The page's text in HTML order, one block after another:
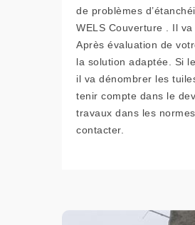
de problèmes
WELS Couverture . Il
Après évaluation de
la solution adaptée. Si
il va dénombrer les
tenir compte dans le
travaux dans les
contacter.